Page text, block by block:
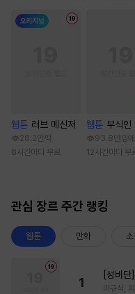
웹툰 러브 메신저
28.2만 딱
8시간마다 무료
웹툰 부식인
93.8만 임
12시간마다 무
관심 장르 주간 랭킹
웹툰 만화
1
[성비단
마규식,